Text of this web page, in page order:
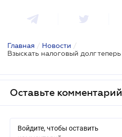
Главная / Новости /
Оставьте комментарий
Войдите, чтобы оставить